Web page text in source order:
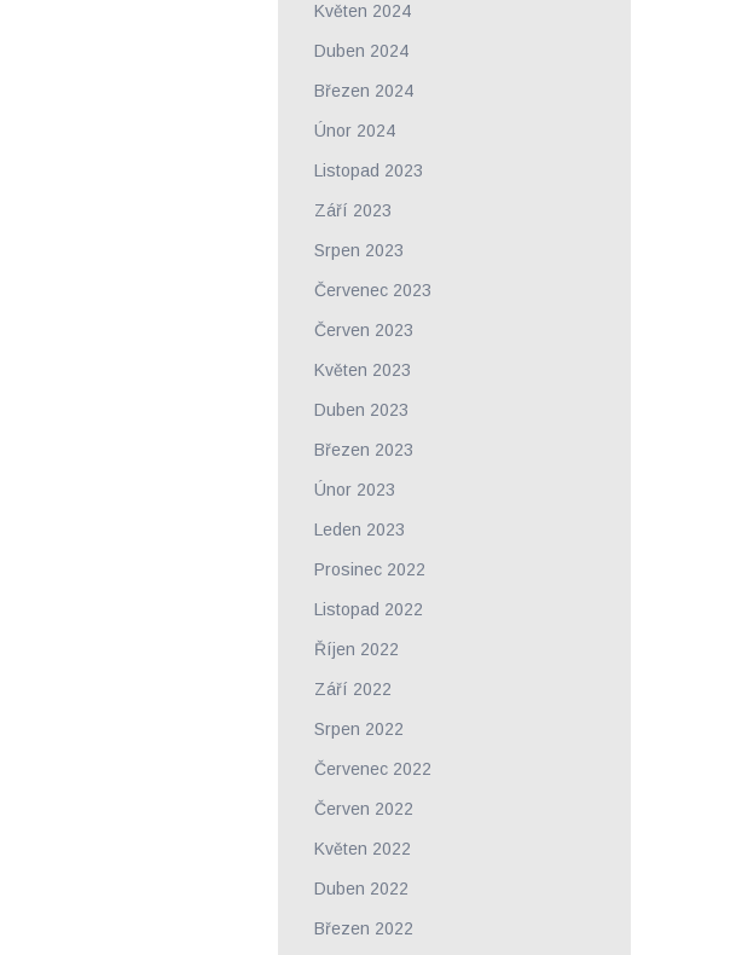
Květen 2024
Duben 2024
Březen 2024
Únor 2024
Listopad 2023
Září 2023
Srpen 2023
Červenec 2023
Červen 2023
Květen 2023
Duben 2023
Březen 2023
Únor 2023
Leden 2023
Prosinec 2022
Listopad 2022
Říjen 2022
Září 2022
Srpen 2022
Červenec 2022
Červen 2022
Květen 2022
Duben 2022
Březen 2022